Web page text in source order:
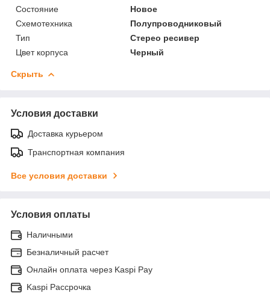
Состояние
Новое
Схемотехника
Полупроводниковый
Тип
Стерео ресивер
Цвет корпуса
Черный
Скрыть
Условия доставки
Доставка курьером
Транспортная компания
Все условия доставки
Условия оплаты
Наличными
Безналичный расчет
Онлайн оплата через Kaspi Pay
Kaspi Рассрочка